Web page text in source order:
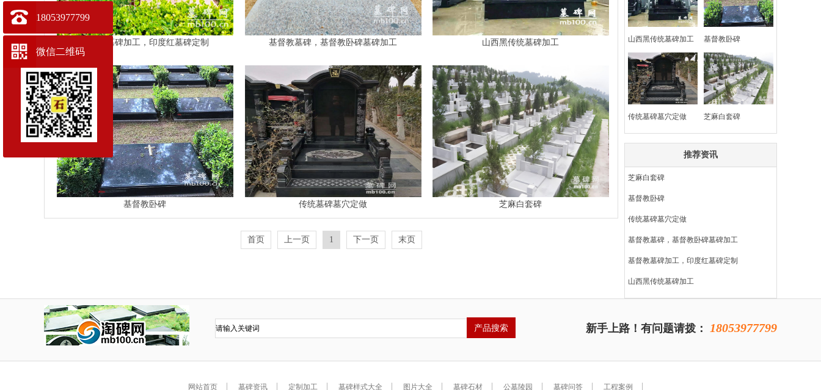
基督教墓碑加工，印度红墓碑定制 基督教墓碑，基督教卧碑墓碑加工 山西黑传统墓碑加工
基督教卧碑 传统墓碑墓穴定做 芝麻白套碑
首页 上一页 1 下一页 末页
山西黑传统墓碑加工 基督教卧碑
传统墓碑墓穴定做 芝麻白套碑
推荐资讯
芝麻白套碑
基督教卧碑
传统墓碑墓穴定做
基督教墓碑，基督教卧碑墓碑加工
基督教墓碑加工，印度红墓碑定制
山西黑传统墓碑加工
新手上路！有问题请拨： 18053977799
网站首页 墓碑资讯 定制加工 墓碑样式大全 图片大全 墓碑石材 公墓陵园 墓碑问答 工程案例
18053977799
微信二维码